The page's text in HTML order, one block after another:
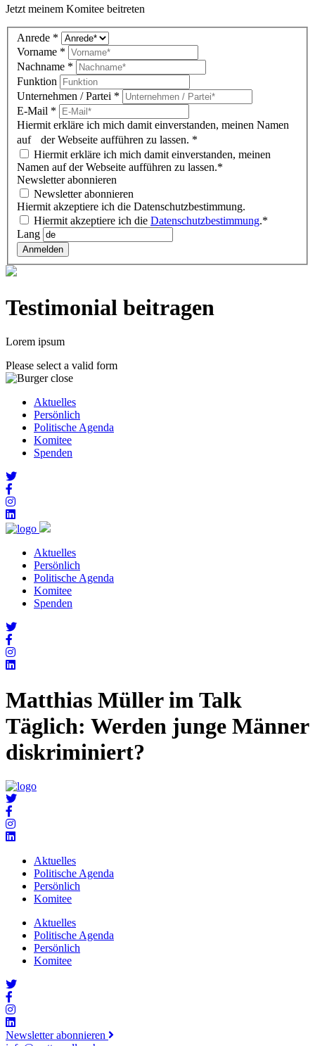
Jetzt meinem Komitee beitreten
Komitee
DE
(overlay)
Anrede *
Vorname *
Nachname *
Funktion
Unternehmen / Partei *
E-Mail *
Hiermit erkläre ich mich damit einverstanden, meinen Namen
auf der Webseite aufführen zu lassen. *
Hiermit erkläre ich mich damit einverstanden, meinen
Namen auf der Webseite aufführen zu lassen.*
Newsletter abonnieren
Newsletter abonnieren
Hiermit akzeptiere ich die Datenschutzbestimmung.
Hiermit akzeptiere ich die Datenschutzbestimmung.*
Lang
Anmelden
Testimonial beitragen
Lorem ipsum
Please select a valid form
Aktuelles
Persönlich
Politische Agenda
Komitee
Spenden
Aktuelles
Persönlich
Politische Agenda
Komitee
Spenden
Matthias Müller im Talk
Täglich: Werden junge Männer
diskriminiert?
Aktuelles
Politische Agenda
Persönlich
Komitee
Aktuelles
Politische Agenda
Persönlich
Komitee
Newsletter abonnieren